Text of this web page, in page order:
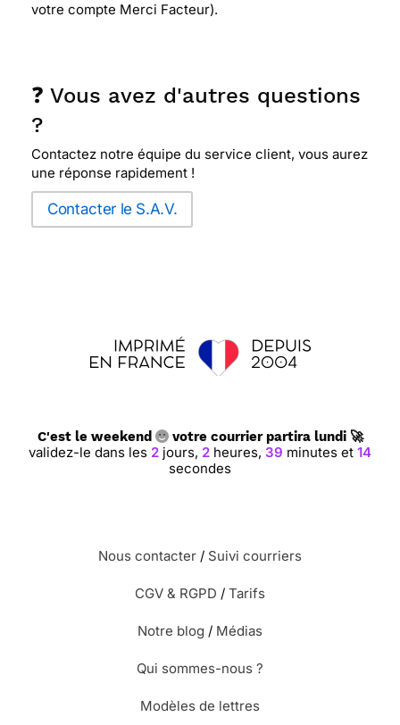
votre compte Merci Facteur).
❓ Vous avez d'autres questions
?
Contactez notre équipe du service client, vous aurez
une réponse rapidement !
Contacter le S.A.V.
C'est le weekend votre courrier partira lundi 🚀
validez-le dans les 2 jours, 2 heures, 39 minutes et 13
secondes
Nous contacter / Suivi courriers
CGV & RGPD / Tarifs
Notre blog / Médias
Qui sommes-nous ?
Modèles de lettres